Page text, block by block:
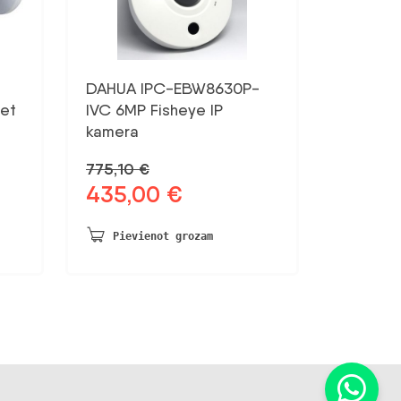
DAHUA IPC-EBW8630P-
IVC 6MP Fisheye IP
kamera
775,10€
Sākotnējā
bija:
435,00 €
ir:
Pievienot grozam